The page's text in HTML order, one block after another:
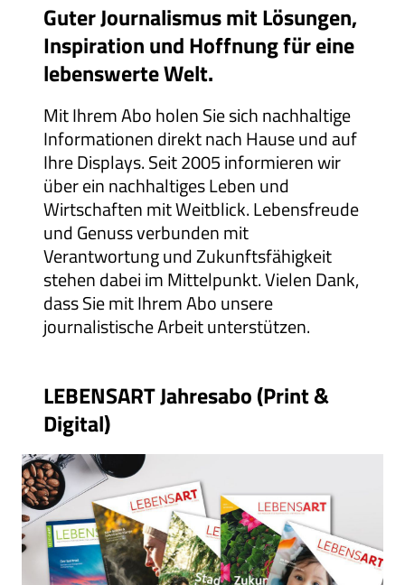
Guter Journalismus mit Lösungen,
Inspiration und Hoffnung für eine
lebenswerte Welt.
Mit Ihrem Abo holen Sie sich nachhaltige
Informationen direkt nach Hause und auf
Ihre Displays. Seit 2005 informieren wir
über ein nachhaltiges Leben und
Wirtschaften mit Weitblick. Lebensfreude
und Genuss verbunden mit
Verantwortung und Zukunftsfähigkeit
stehen dabei im Mittelpunkt. Vielen Dank,
dass Sie mit Ihrem Abo unsere
journalistische Arbeit unterstützen.
LEBENSART Jahresabo (Print &
Digital)